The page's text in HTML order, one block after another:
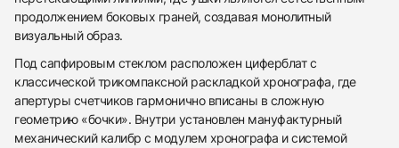
продолжением боковых граней, создавая монолитный
визуальный образ.
Под сапфировым стеклом расположен циферблат с
классической трикомпаксной раскладкой хронографа, где
апертуры счетчиков гармонично вписаны в сложную
геометрию «бочки». Внутри установлен мануфактурный
механический калибр с модулем хронографа и системой